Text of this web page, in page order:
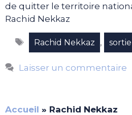
de quitter le territoire
Rachid Nekkaz
Étiquettes
Rachid Nekkaz ,
Laisser un commentaire
Accueil » Rachid Nekkaz